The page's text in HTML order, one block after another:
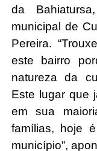
da
municipal de
Pereira.
este bairro
natureza da
Este lugar que
em sua
famílias, hoje
município”,